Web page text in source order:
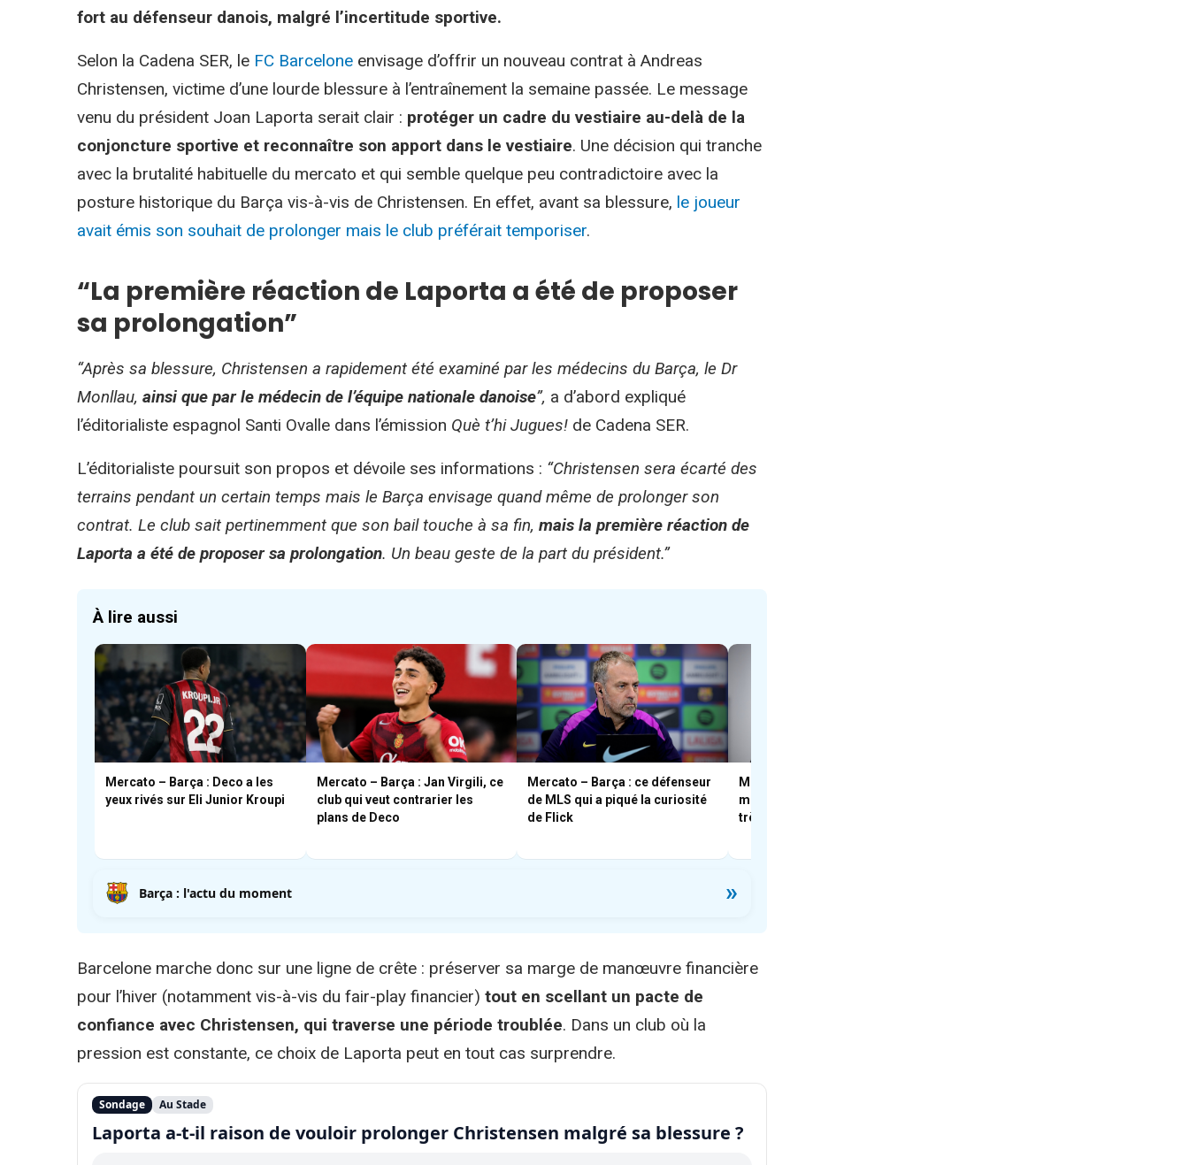
fort au défenseur danois, malgré l’incertitude sportive.
Selon la Cadena SER, le FC Barcelone envisage d’offrir un nouveau contrat à Andreas
Christensen, victime d’une lourde blessure à l’entraînement la semaine passée. Le message
venu du président Joan Laporta serait clair : protéger un cadre du vestiaire au-delà de la
conjoncture sportive et reconnaître son apport dans le vestiaire. Une décision qui tranche
avec la brutalité habituelle du mercato et qui semble quelque peu contradictoire avec la
posture historique du Barça vis-à-vis de Christensen. En effet, avant sa blessure, le joueur
avait émis son souhait de prolonger mais le club préférait temporiser.
“La première réaction de Laporta a été de proposer
sa prolongation”
“Après sa blessure, Christensen a rapidement été examiné par les médecins du Barça, le Dr
Monllau, ainsi que par le médecin de l’équipe nationale danoise”, a d’abord expliqué
l’éditorialiste espagnol Santi Ovalle dans l’émission Què t’hi Jugues! de Cadena SER.
L’éditorialiste poursuit son propos et dévoile ses informations : “Christensen sera écarté des
terrains pendant un certain temps mais le Barça envisage quand même de prolonger son
contrat. Le club sait pertinemment que son bail touche à sa fin, mais la première réaction de
Laporta a été de proposer sa prolongation. Un beau geste de la part du président.”
À lire aussi
Mercato – Barça : Deco a les
yeux rivés sur Eli Junior Kroupi
Mercato – Barça : Jan Virgili, ce
club qui veut contrarier les
plans de Deco
Mercato – Barça : ce défenseur
de MLS qui a piqué la curiosité
de Flick
Mercato – Barça : ce joueur
mexicain que Flick suivra de
très près durant le Mondial
Barça : l'actu du moment »
Barcelone marche donc sur une ligne de crête : préserver sa marge de manœuvre financière
pour l’hiver (notamment vis-à-vis du fair-play financier) tout en scellant un pacte de
confiance avec Christensen, qui traverse une période troublée. Dans un club où la
pression est constante, ce choix de Laporta peut en tout cas surprendre.
Sondage Au Stade
Laporta a-t-il raison de vouloir prolonger Christensen malgré sa blessure ?